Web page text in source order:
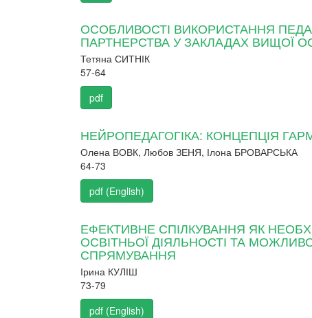
ОСОБЛИВОСТІ ВИКОРИСТАННЯ
ПАРТНЕРСТВА У ЗАКЛАДАХ ВИЩОЇ
Тетяна СИТНІК
57-64
pdf
НЕЙРОПЕДАГОГІКА: КОНЦЕПЦІЯ
Олена ВОВК, Любов ЗЕНЯ, Ілона БРОВАРСЬКА
64-73
pdf (English)
ЕФЕКТИВНЕ СПІЛКУВАННЯ ЯК
ОСВІТНЬОЇ ДІЯЛЬНОСТІ ТА
СПРЯМУВАННЯ
Ірина КУЛІШ
73-79
pdf (English)